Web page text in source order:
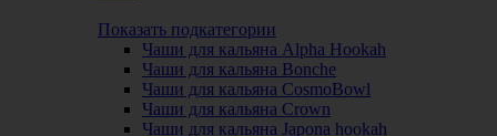
Показать подкатегории
Чаши для кальяна Alpha Hookah
Чаши для кальяна Bonche
Чаши для кальяна CosmoBowl
Чаши для кальяна Crown
Чаши для кальяна Japona hookah